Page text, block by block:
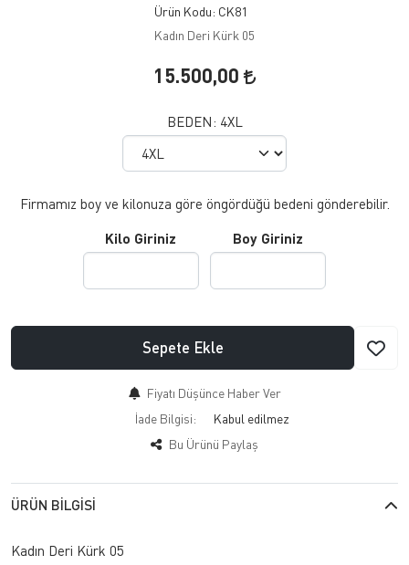
Ürün Kodu: CK81
Kadın Deri Kürk 05
15.500,00
BEDEN: 4XL
Firmamız boy ve kilonuza göre öngördüğü bedeni gönderebilir.
Kilo Giriniz Boy Giriniz
Sepete Ekle
Fiyatı Düşünce Haber Ver
İade Bilgisi:
Bu Ürünü Paylaş
ÜRÜN BILGISI
Kadın Deri Kürk 05